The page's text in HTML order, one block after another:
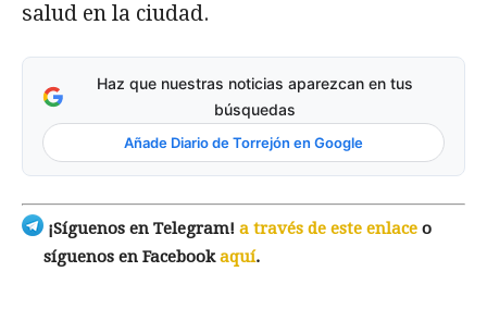
salud en la ciudad.
Haz que nuestras noticias aparezcan en tus
búsquedas
Añade Diario de Torrejón en Google
¡Síguenos en Telegram! a través de este enlace o
síguenos en Facebookaquí.